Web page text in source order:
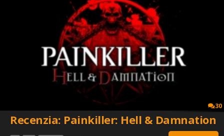
30
Recenzia: Painkiller: Hell & Damnation